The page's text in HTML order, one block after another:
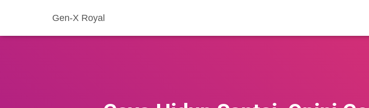
Gen-X Royal